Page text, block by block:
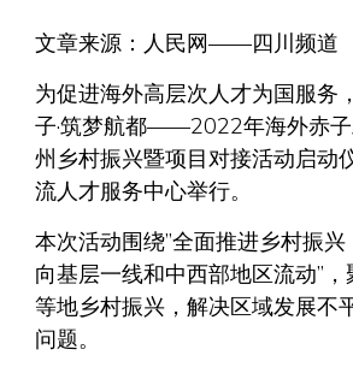
文章来源：人民网——四川频道
为促进海外高层次人才为国服务
子·筑梦航都——2022年海外赤
州乡村振兴暨项目对接活动启动
流人才服务中心举行。
本次活动围绕”全面推进乡村振
向基层一线和中西部地区流动”
等地乡村振兴，解决区域发展不
问题。